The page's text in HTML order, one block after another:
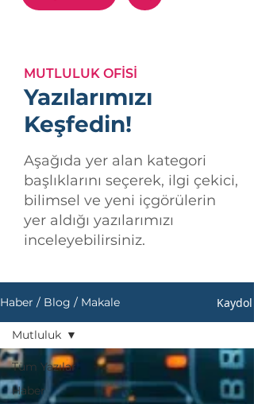
MUTLULUK OFİSİ
Yazılarımızı
Keşfedin!
Aşağıda yer alan kategori
başlıklarını seçerek, ilgi çekici,
bilimsel ve yeni içgörülerin
yer aldığı yazılarımızı
inceleyebilirsiniz.
Haber / Blog / Makale Kaydol
Tüm Yazılar
Haber
Mutluluk